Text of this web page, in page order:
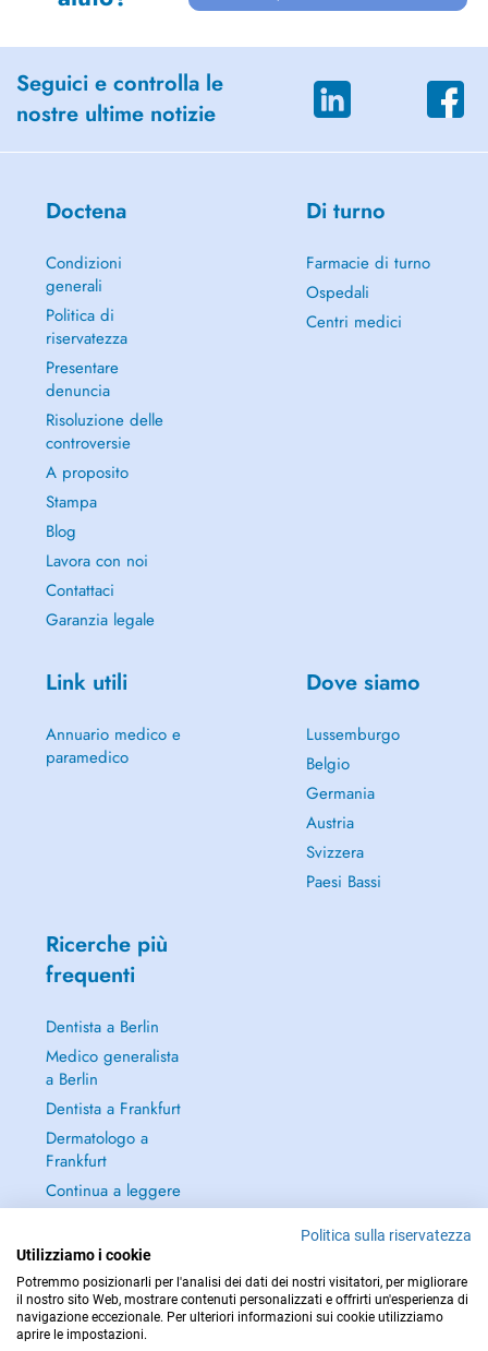
Seguici e controlla le
nostre ultime notizie
Doctena
Condizioni
generali
Politica di
riservatezza
Presentare
denuncia
Risoluzione delle
controversie
A proposito
Stampa
Blog
Lavora con noi
Contattaci
Garanzia legale
Di turno
Farmacie di turno
Ospedali
Centri medici
Link utili
Annuario medico e
paramedico
Dove siamo
Lussemburgo
Belgio
Germania
Austria
Svizzera
Paesi Bassi
Ricerche più
frequenti
Dentista a Berlin
Medico generalista
a Berlin
Dentista a Frankfurt
Dermatologo a
Frankfurt
Continua a leggere
→
PER LE URGENZE, CONSULTARE : 112
Politica sulla riservatezza
Utilizziamo i cookie
Potremmo posizionarli per l'analisi dei dati dei nostri visitatori, per migliorare
il nostro sito Web, mostrare contenuti personalizzati e offrirti un'esperienza di
navigazione eccezionale. Per ulteriori informazioni sui cookie utilizziamo
aprire le impostazioni.